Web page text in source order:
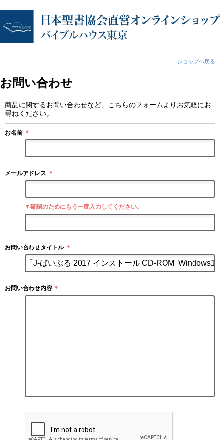
ショップへ戻る
お問い合わせ
商品に関するお問い合わせなど、こちらのフォームよりお気軽にお
尋ねください。
お名前 ＊
メールアドレス ＊
▼確認のためにもう一度入力してください。
お問い合わせタイトル ＊
お問い合わせ内容 ＊